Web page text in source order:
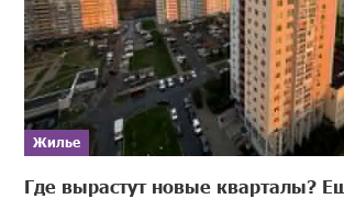
Жилье
Где вырастут новые кварталы?